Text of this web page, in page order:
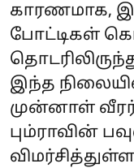
காரணமாக,
போட்டிகள்
இந்த
முன்னாள் வீரர்
பும்ராவின்